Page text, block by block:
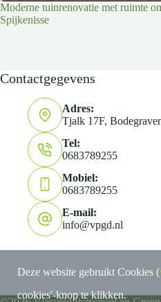
Moderne tuinrenovatie met ruimte
Spijkenisse
Contactgegevens
Adres:
Tjalk 17F,
Tel:
0683789255
Mobiel:
0683789255
E-mail:
info@vpgd.nl
Deze website gebruikt Cookies (
cookies'-knop te klikken.